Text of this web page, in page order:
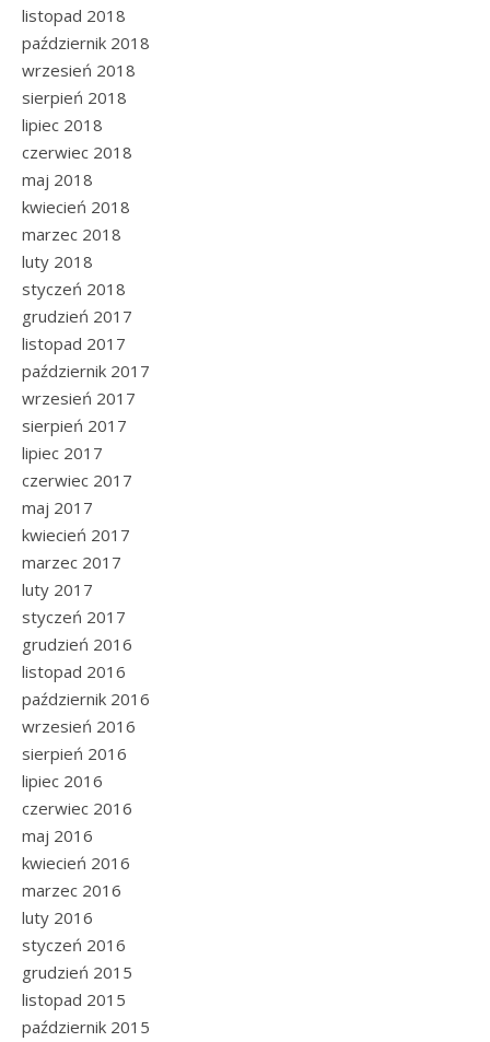
listopad 2018
październik 2018
wrzesień 2018
sierpień 2018
lipiec 2018
czerwiec 2018
maj 2018
kwiecień 2018
marzec 2018
luty 2018
styczeń 2018
grudzień 2017
listopad 2017
październik 2017
wrzesień 2017
sierpień 2017
lipiec 2017
czerwiec 2017
maj 2017
kwiecień 2017
marzec 2017
luty 2017
styczeń 2017
grudzień 2016
listopad 2016
październik 2016
wrzesień 2016
sierpień 2016
lipiec 2016
czerwiec 2016
maj 2016
kwiecień 2016
marzec 2016
luty 2016
styczeń 2016
grudzień 2015
listopad 2015
październik 2015